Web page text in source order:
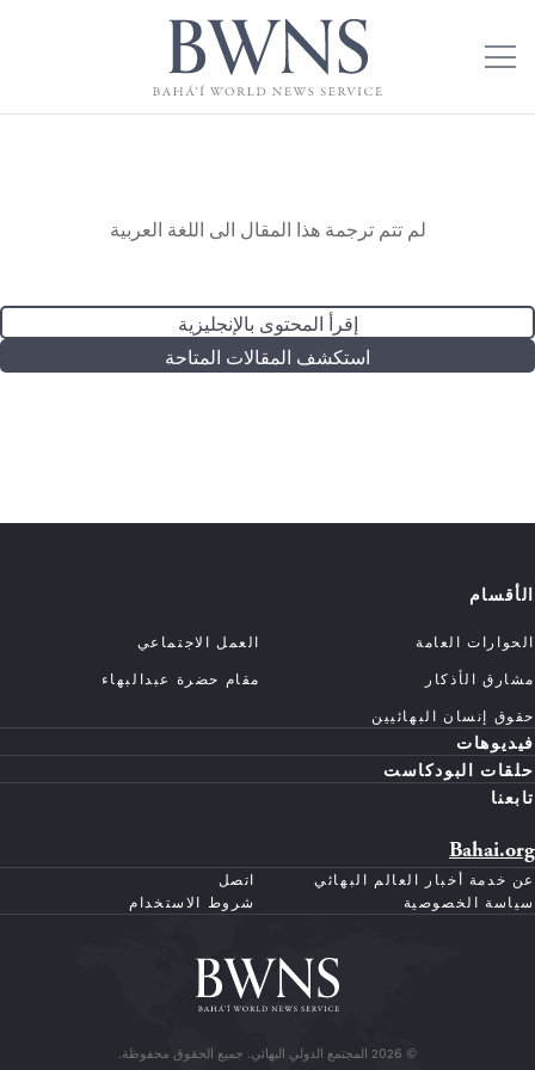
لم تتم ترجمة هذا المقال الى اللغة العربية
إقرأ المحتوى بالإنجليزية
استكشف المقالات المتاحة
الأقسام
الحوارات العامة
العمل الاجتماعي
مشارق الأذكار
مقام حضرة عبدالبهاء
حقوق إنسان البهائيين
فيديوهات
حلقات البودكاست
تابعنا
Bahai.org
عن خدمة أخبار العالم البهائي
اتصل
سياسة الخصوصية
شروط الاستخدام
© 2026 المجتمع الدولي البهائي. جميع الحقوق محفوظة.